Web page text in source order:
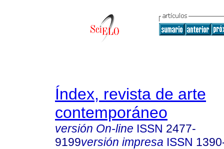
Índex, revista de arte
contemporáneo
versión On-line ISSN 2477-
9199versión impresa ISSN